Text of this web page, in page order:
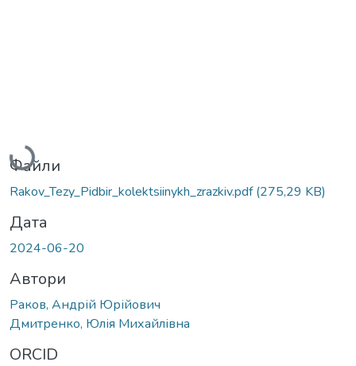
Вантажиться...
Файли
Rakov_Tezy_Pidbir_kolektsiinykh_zrazkiv.pdf(275,29 KB)
Дата
2024-06-20
Автори
Раков, Андрій Юрійович
Дмитренко, Юлія Михайлівна
ORCID